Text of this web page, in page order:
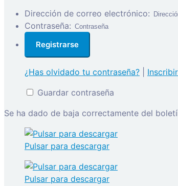
Dirección de correo electrónico:
Contraseña:
¿Has olvidado tu contraseña?
Guardar contraseña
Se ha dado de baja correctamente del
Pulsar para descargar
Pulsar para descargar